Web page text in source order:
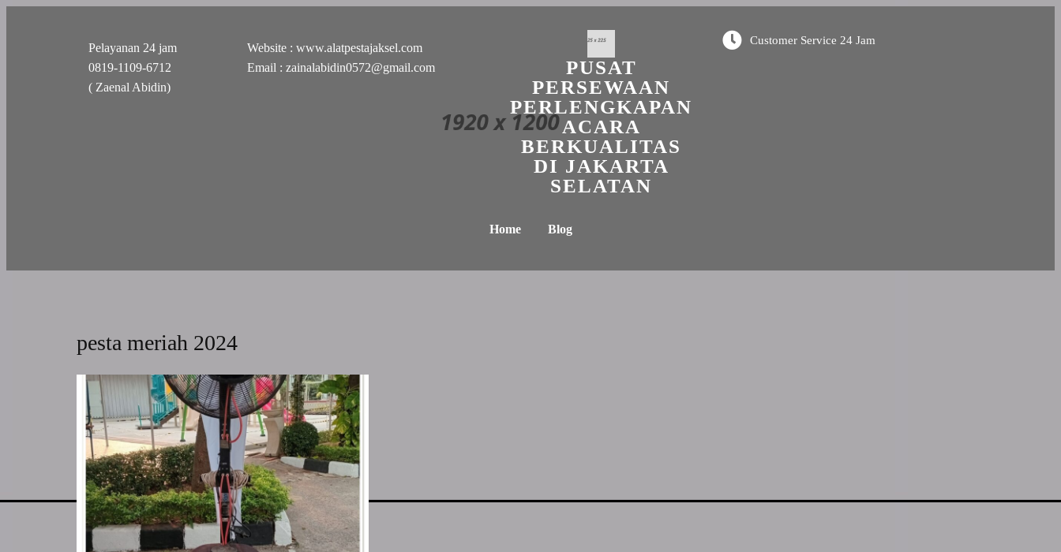
Pelayanan 24 jam
0819-1109-6712
( Zaenal Abidin)
Website : www.alatpestajaksel.com
Email : zainalabidin0572@gmail.com
PUSAT
PERSEWAAN
PERLENGKAPAN
ACARA
BERKUALITAS
DI JAKARTA
SELATAN
Customer Service 24 Jam
Home Blog
pesta meriah 2024